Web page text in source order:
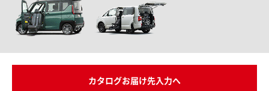
カタログお届け先入力へ